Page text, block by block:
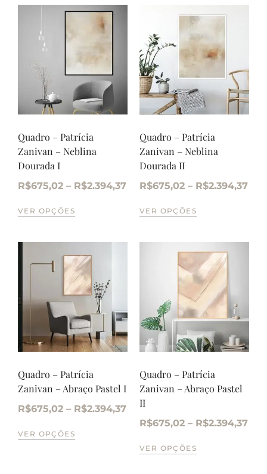
Quadro – Patrícia
Zanivan – Neblina
Dourada I
R$675,02 – R$2.394,37
VER OPÇÕES
Quadro – Patrícia
Zanivan – Neblina
Dourada II
R$675,02 – R$2.394,37
VER OPÇÕES
Quadro – Patrícia
Zanivan – Abraço Pastel I
R$675,02 – R$2.394,37
VER OPÇÕES
Quadro – Patrícia
Zanivan – Abraço Pastel
II
R$675,02 – R$2.394,37
VER OPÇÕES